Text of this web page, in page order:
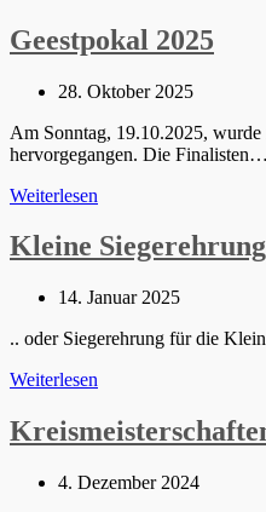
Könige
2025
Geestpokal 2025
Beitrag
28. Oktober 2025
Am Sonntag, 19.10.2025,
hervorgegangen. Die Finalisten…
Weiterlesen
Kleine Siegerehrung
Beitrag
14. Januar 2025
.. oder Siegerehrung für die
Weiterlesen
Beitrag
4. Dezember 2024